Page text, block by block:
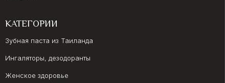
КАТЕГОРИИ
Зубная паста из Таиланда
Ингаляторы, дезодоранты
Женское здоровье